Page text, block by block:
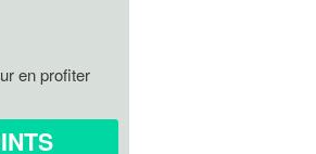
en profiter